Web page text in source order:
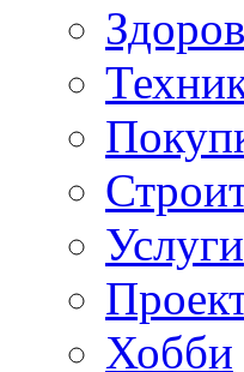
Услуги
Хобби